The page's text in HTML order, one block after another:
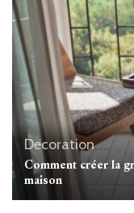
Decoration
Comment créer la
maison